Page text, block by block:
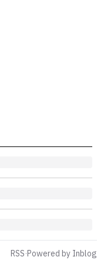
RSS·Powered by Inblog